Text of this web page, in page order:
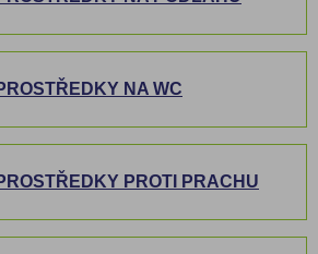
NA WC
PROTI PRACHU